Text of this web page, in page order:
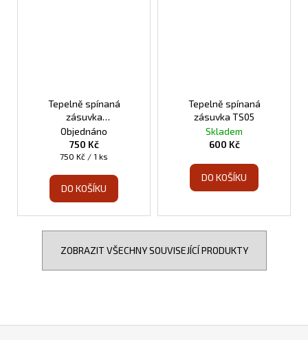
Tepelně spínaná
zásuvka
programovatelná TS10
Objednáno
750 Kč
Měrná
750 Kč / 1 ks
DO KOŠÍKU
Tepelně spínaná
zásuvka TS05
Skladem
600 Kč
DO KOŠÍKU
ZOBRAZIT VŠECHNY SOUVISEJÍCÍ PRODUKTY